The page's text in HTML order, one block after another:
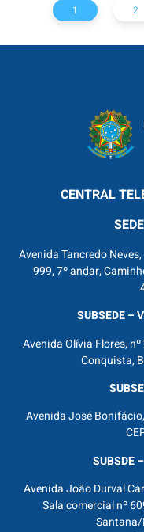
1 2
CENTRAL
Avenida Tancredo
999, 7º andar,
SUBSEDE –
Avenida Olívia Flores,
Conquista,
Avenida José
SUBSDE
Avenida João Durval
Sala comercial nº
Santana/